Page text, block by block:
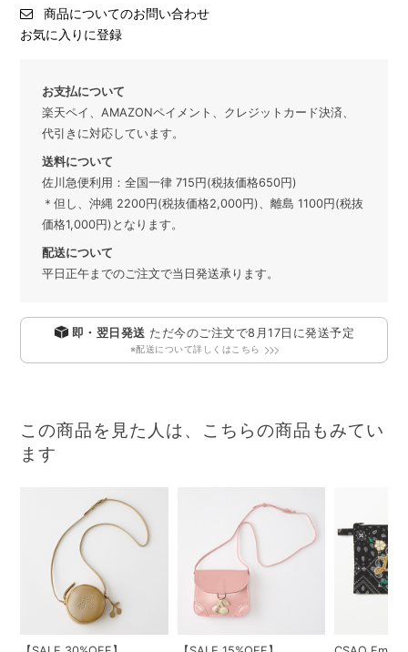
商品についてのお問い合わせ
お気に入りに登録
お支払について
楽天ペイ、AMAZONペイメント、クレジットカード決済、
代引きに対応しています。
送料について
佐川急便利用：全国一律 715円(税抜価格650円)
＊但し、沖縄 2200円(税抜価格2,000円)、離島 1100円(税抜
価格1,000円)となります。
配送について
平日正午までのご注文で当日発送承ります。
即・翌日発送 ただ今のご注文で8月17日 に発送予定
※配送について詳しくはこちら
この商品を見た人は、こちらの商品もみてい
ます